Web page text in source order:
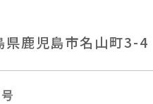
県鹿児島市名山町3-4